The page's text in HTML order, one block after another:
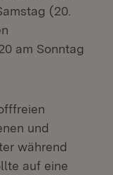
(20.
am Sonntag
und
während
auf eine